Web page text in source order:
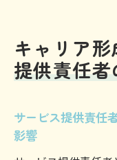
キャリア
提供責任
サービス提供責任
影響